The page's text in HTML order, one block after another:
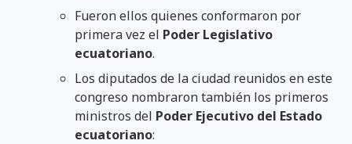
Fueron ellos quienes conformaron por
primera vez el Poder Legislativo
ecuatoriano.
Los diputados de la ciudad reunidos en este
congreso nombraron también los primeros
ministros del Poder Ejecutivo del Estado
ecuatoriano: